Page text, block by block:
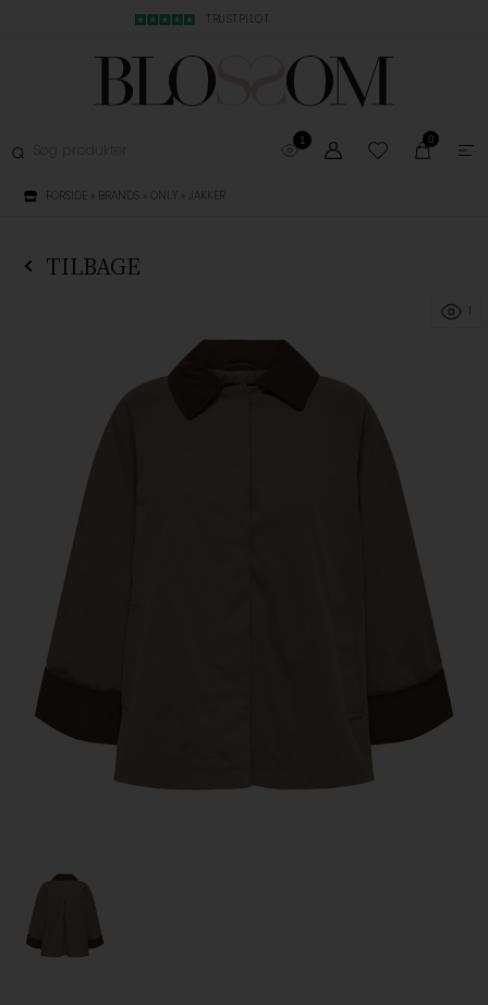
TRUSTPILOT
1 0
FORSIDE » BRANDS » ONLY »JAKKER
TILBAGE
1